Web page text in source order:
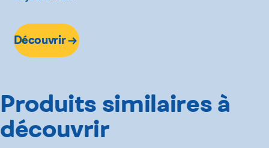
Découvrir
Produits similaires à
découvrir